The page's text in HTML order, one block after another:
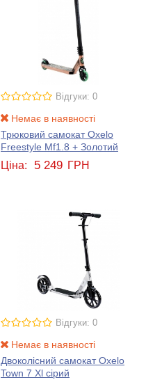
Відгуки: 0
Немає в наявності
Трюковий самокат Oxelo
Freestyle Mf1.8 + Золотий
Ціна: 5 249 ГРН
Відгуки: 0
Немає в наявності
Двоколісний самокат Oxelo
Town 7 Xl сірий